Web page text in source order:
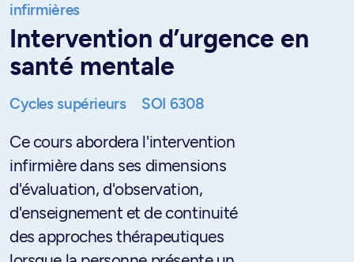
infirmières
Intervention d’urgence en
santé mentale
Cycles supérieurs SOI 6308
Ce cours abordera l'intervention
infirmière dans ses dimensions
d'évaluation, d'observation,
d'enseignement et de continuité
des approches thérapeutiques